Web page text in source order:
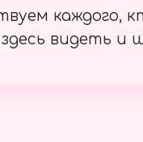
каждого,
видеть и